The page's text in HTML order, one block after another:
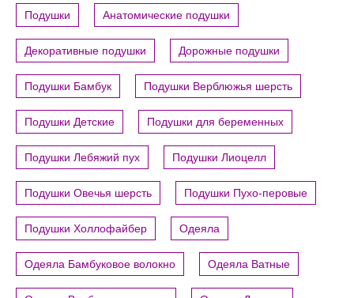
Подушки Анатомические подушки
Декоративные подушки Дорожные подушки
Подушки Бамбук Подушки Верблюжья шерсть
Подушки Детские Подушки для беременных
Подушки Лебяжий пух Подушки Лиоцелл
Подушки Овечья шерсть Подушки Пухо-перовые
Подушки Холлофайбер Одеяла
Одеяла Бамбуковое волокно Одеяла Ватные